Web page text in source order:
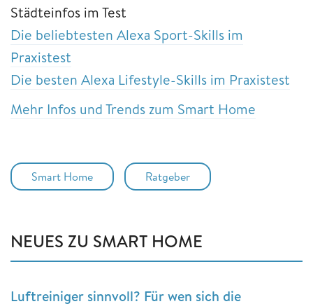
Städteinfos im Test
Die beliebtesten Alexa Sport-Skills im
Praxistest
Die besten Alexa Lifestyle-Skills im Praxistest
Mehr Infos und Trends zum Smart Home
Smart Home Ratgeber
NEUES ZU SMART HOME
Luftreiniger sinnvoll? Für wen sich die